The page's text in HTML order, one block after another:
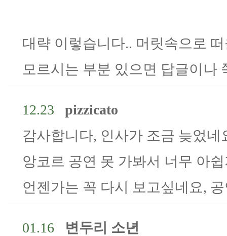
대략 이렇습니다.. 머릿속으로
모르시는 부분 있으면 답글이나
12.23
pizzicato
감사합니다, 인사가 조금 늦었
앙코르 공연 못 가봐서 너무 아
언젠가는 꼭 다시 보고싶네요,
01.16
변두리 소년